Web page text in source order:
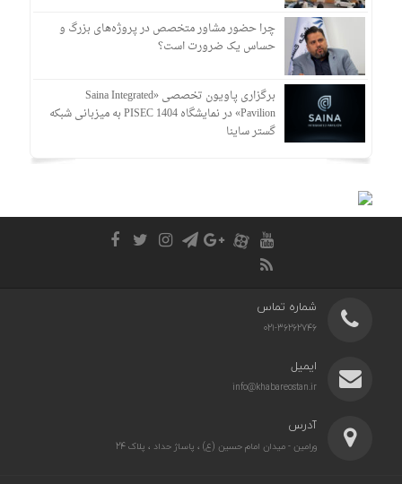
چرا حضور مشاور متخصص در پروژه‌های بزرگ و
حساس یک ضرورت است؟
برگزاری پاویون تخصصی «Saina Integrated
Pavilion» در نمایشگاه PISEC 1404 به میزبانی شبکه
گستر ساینا
شماره تماس
021-36262746
ایمیل
info@khabareostan.ir
آدرس
ورامین - میدان امام حسین (ع) ، پاساژ حداد ، پلاک 24